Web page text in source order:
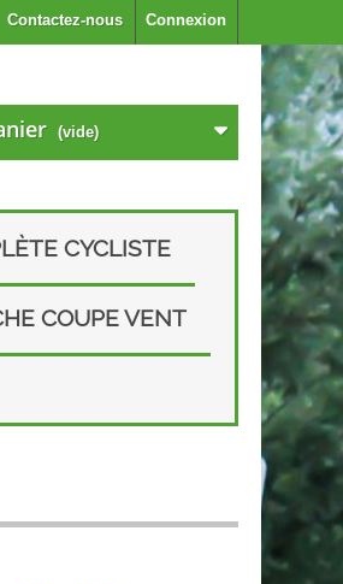
Connexion
Contactez-nous
(vide)
CYCLISTE
COUPE VENT